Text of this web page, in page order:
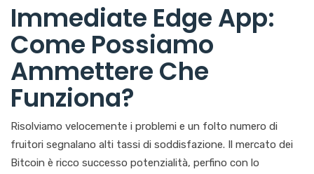
Immediate Edge App:
Come Possiamo
Ammettere Che
Funziona?
Risolviamo velocemente i problemi e un folto numero di
fruitori segnalano alti tassi di soddisfazione. Il mercato dei
Bitcoin è ricco successo potenzialità, perfino con lo